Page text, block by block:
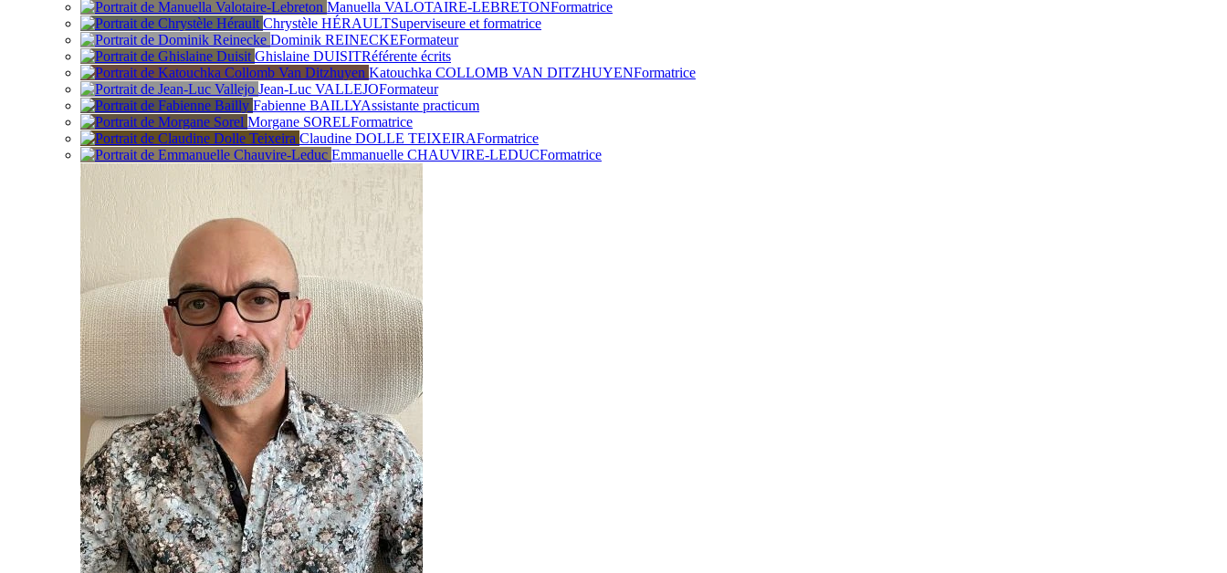
Manuella VALOTAIRE-LEBRETONFormatrice
Chrystèle HÉRAULTSuperviseure et formatrice
Dominik REINECKEFormateur
Ghislaine DUISITRéférente écrits
Katouchka COLLOMB VAN DITZHUYENFormatrice
Jean-Luc VALLEJOFormateur
Fabienne BAILLYAssistante practicum
Morgane SORELFormatrice
Claudine DOLLE TEIXEIRAFormatrice
Emmanuelle CHAUVIRE-LEDUCFormatrice